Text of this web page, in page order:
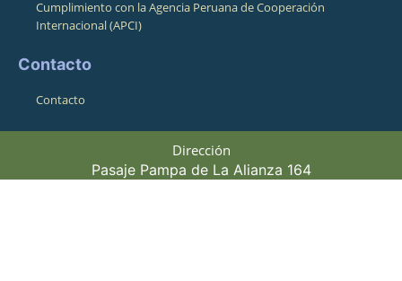
Cumplimiento con la Agencia Peruana de Cooperación
Internacional (APCI)
Contacto
Contacto
Dirección
Pasaje Pampa de La Alianza 164